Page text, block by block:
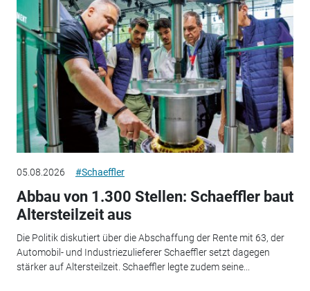
05.08.2026 #Schaeffler
Abbau von 1.300 Stellen: Schaeffler baut
Altersteilzeit aus
Die Politik diskutiert über die Abschaffung der Rente mit 63, der
Automobil- und Industriezulieferer Schaeffler setzt dagegen
stärker auf Altersteilzeit. Schaeffler legte zudem seine...